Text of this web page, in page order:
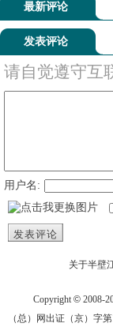
最新评论
发表评论
请自觉遵守互
用户名:
发表评论
关于半壁
Copyright © 2008-
（总）网出证（京）字